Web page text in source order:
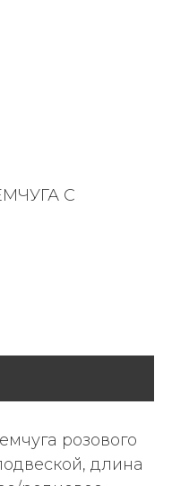
С
розового
длина